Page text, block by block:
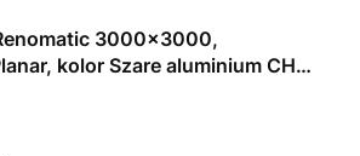
3000x3000,
kolor Szare aluminium CH
Prowadzenie N